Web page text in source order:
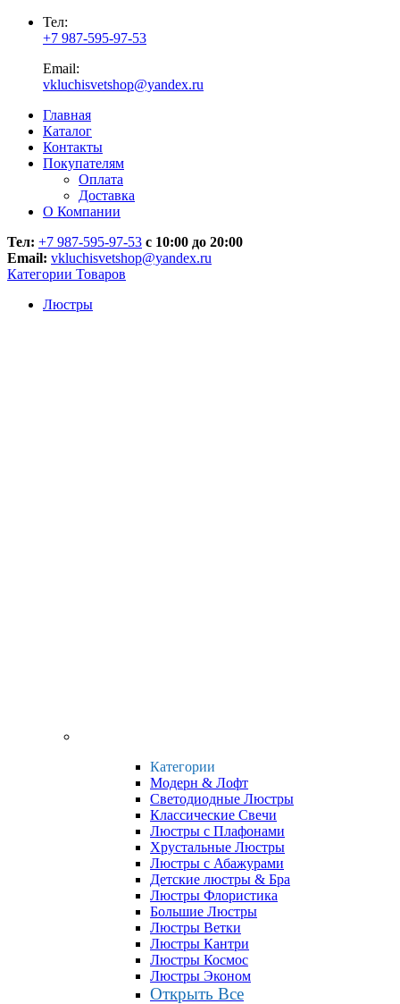
Тел:
+7 987-595-97-53
Email:
vkluchisvetshop@yandex.ru
Главная
Каталог
Контакты
Покупателям
Оплата
Доставка
О Компании
Тел: +7 987-595-97-53 с 10:00 до 20:00
Email: vkluchisvetshop@yandex.ru
Категории Товаров
Люстры
Категории
Модерн & Лофт
Светодиодные Люстры
Классические Свечи
Люстры с Плафонами
Хрустальные Люстры
Люстры с Абажурами
Детские люстры & Бра
Люстры Флористика
Большие Люстры
Люстры Ветки
Люстры Кантри
Люстры Космос
Люстры Эконом
Открыть Все